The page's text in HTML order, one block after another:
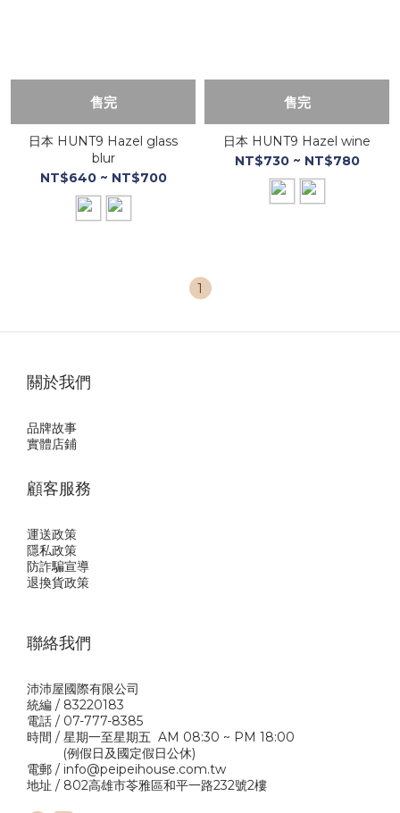
售完
日本 HUNT9 Hazel glass
blur
NT$640 ~ NT$700
售完
日本 HUNT9 Hazel wine
NT$730 ~ NT$780
1
關於我們
品牌故事
實體店鋪
顧客服務
運送政策
隱私政策
防詐騙宣導
退換貨政策
聯絡我們
沛沛屋國際有限公司
統編 / 83220183
電話 / 07-777-8385
時間 / 星期一至星期五 AM 08:30 ~ PM 18:00
(例假日及國定假日公休)
電郵 / info@peipeihouse.com.tw
地址 / 802高雄市苓雅區和平一路232號2樓